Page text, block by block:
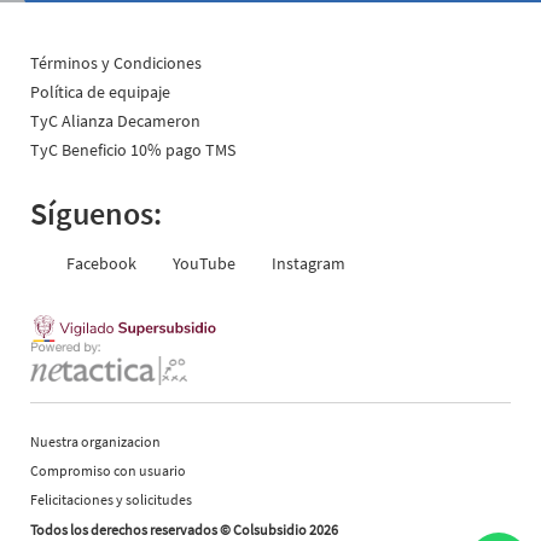
Términos y Condiciones
Política de equipaje
TyC Alianza Decameron
TyC Beneficio 10% pago TMS
Síguenos:
Facebook YouTube Instagram
Nuestra organizacion
Compromiso con usuario
Felicitaciones y solicitudes
Todos los derechos reservados © Colsubsidio 2026